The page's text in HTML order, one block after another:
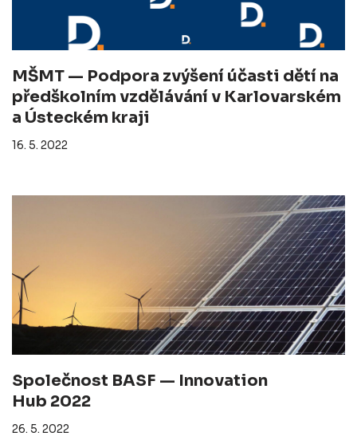
MŠMT — Podpora zvýšení účasti dětí na
předškolním vzdělávání v Karlovarském
a Ústeckém kraji
16. 5. 2022
Společnost BASF — Innovation
Hub 2022
26. 5. 2022